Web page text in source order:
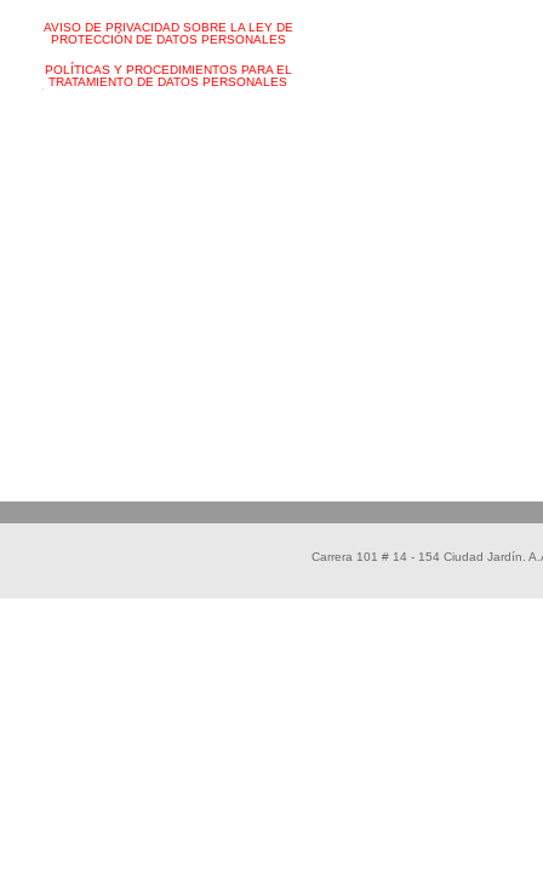
AVISO DE PRIVACIDAD SOBRE LA LEY DE
PROTECCIÓN DE DATOS PERSONALES
POLÍTICAS Y PROCEDIMIENTOS PARA EL
TRATAMIENTO DE DATOS PERSONALES
Carrera 101 # 14 - 154 Ciudad Jardín.